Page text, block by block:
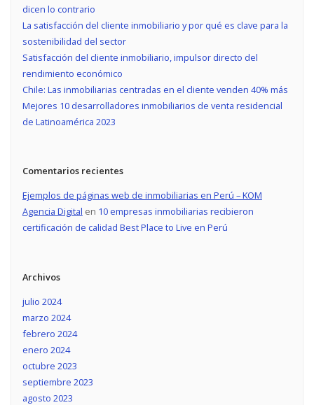
dicen lo contrario
La satisfacción del cliente inmobiliario y por qué es clave para la
sostenibilidad del sector
Satisfacción del cliente inmobiliario, impulsor directo del
rendimiento económico
Chile: Las inmobiliarias centradas en el cliente venden 40% más
Mejores 10 desarrolladores inmobiliarios de venta residencial
de Latinoamérica 2023
Comentarios recientes
Ejemplos de páginas web de inmobiliarias en Perú – KOM
Agencia Digital en 10 empresas inmobiliarias recibieron
certificación de calidad Best Place to Live en Perú
Archivos
julio 2024
marzo 2024
febrero 2024
enero 2024
octubre 2023
septiembre 2023
agosto 2023